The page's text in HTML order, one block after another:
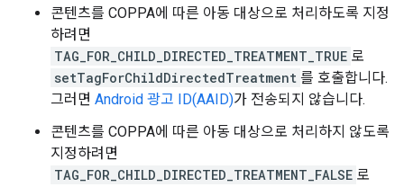
콘텐츠를 COPPA에 따른 아동 대상으로 처리하도록 지정
하려면
TAG_FOR_CHILD_DIRECTED_TREATMENT_TRUE 로
setTagForChildDirectedTreatment 를 호출합니다.
그러면 Android 광고 ID(AAID)가 전송되지 않습니다.
콘텐츠를 COPPA에 따른 아동 대상으로 처리하지 않도록
지정하려면
TAG_FOR_CHILD_DIRECTED_TREATMENT_FALSE 로